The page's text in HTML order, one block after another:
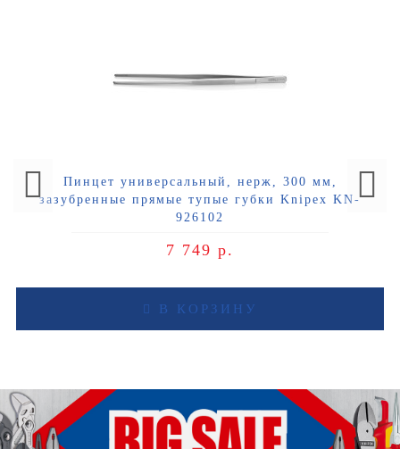
Пинцет универсальный, нерж, 300 мм,
зазубренные прямые тупые губки Knipex KN-
926102
7 749 р.
В КОРЗИНУ